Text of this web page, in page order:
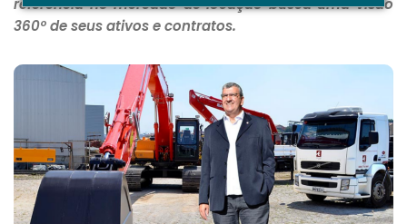
referência no mercado de locação busca uma visão
360º de seus ativos e contratos.